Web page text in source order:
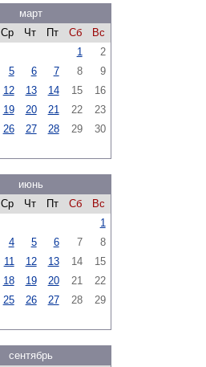
март
Ср Чт Пт Сб
Вс
1
2
5 6 7 8
9
12 13 14 15
16
19 20 21 22
23
26 27 28 29
30
июнь
Ср Чт Пт Сб
Вс
1
4 5 6 7
8
11 12 13 14
15
18 19 20 21
22
25 26 27 28
29
сентябрь